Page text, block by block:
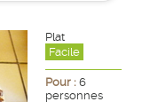
Plat
Facile
Pour : 6
personnes